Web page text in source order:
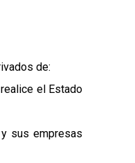
de:
el Estado
sus empresas